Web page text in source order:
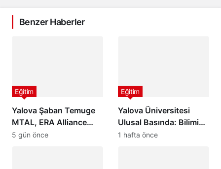
Benzer Haberler
Yalova Şaban Temuge
MTAL, ERA Alliance
Avrupa Eğitim Ağına
Eğitim
5 gün önce
Yalova Üniversitesi
Ulusal Basında: Bilimin
Işığında Geleceğe Güçlü
Eğitim
1 hafta önce